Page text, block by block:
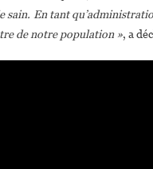
sain. En tant
de notre population », a